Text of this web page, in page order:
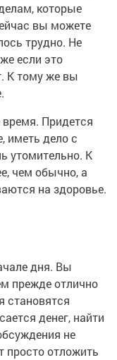
которые
вы можете
трудно. Не
если это
К тому же вы
Придется
иметь дело с
утомительно. К
чем обычно, а
на здоровье.
дня. Вы
прежде отлично
становятся
денег, найти
не
просто отложить